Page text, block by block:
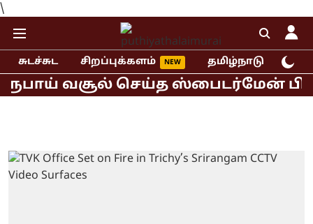
\
சுடச்சுட சிறப்புக்களம் தமிழ்நாடு
வசூல் செய்த ஸ்பைடர்மேன்